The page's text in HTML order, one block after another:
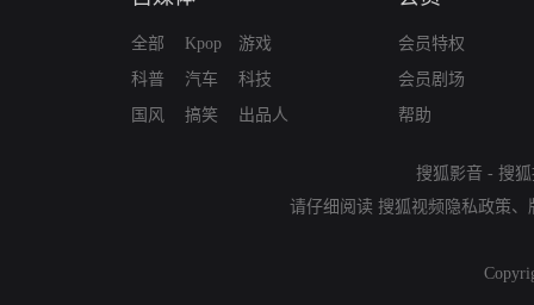
全部
科普
国风
Kpop
汽车
搞笑
游戏
科技
出品人
会员特权
会员剧场
帮助
搜狐影音 - 搜
请仔细阅读 搜狐视频隐私政策、